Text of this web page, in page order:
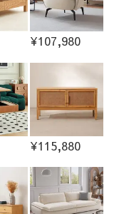
¥107,980
¥115,880